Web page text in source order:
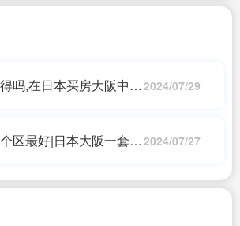
吗,在日本买房大阪中央 2024/07/29
区最好|日本大阪一套房 2024/07/27